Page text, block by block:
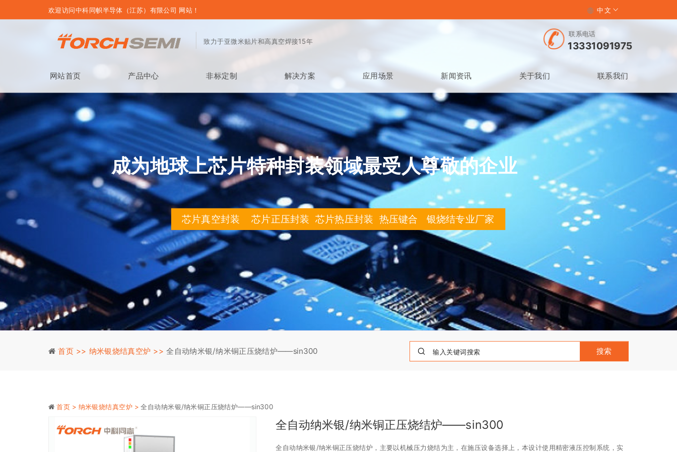
13331091975
致力于亚微米贴片和高真空焊接15年
联系电话
欢迎访问中科同帜半导体（江苏）有限公司 网站！ 中文
网站首页 产品中心 非标定制 解决方案 应用场景 新闻资讯 关于我们 联系我们
成为地球上芯片特种封装领域最受人尊敬的企业
芯片真空封装 芯片正压封装 芯片热压封装 热压键合 银烧结专业厂家
搜索
首页 >> 纳米银烧结真空炉 >>全自动纳米银/纳米铜正压烧结炉——sin300
首页 > 纳米银烧结真空炉 >全自动纳米银/纳米铜正压烧结炉——sin300
全自动纳米银/纳米铜正压烧结炉——sin300
全自动纳米银/纳米铜正压烧结炉，主要以机械压力烧结为主，在施压设备选择上，本设计使用精密液压控制系统，实